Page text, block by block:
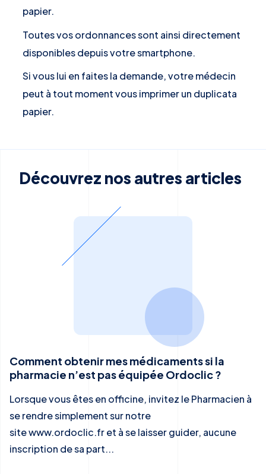
papier.
Toutes vos ordonnances sont ainsi directement
disponibles depuis votre smartphone.
Si vous lui en faites la demande, votre médecin
peut à tout moment vous imprimer un duplicata
papier.
Découvrez nos autres articles
Comment obtenir mes médicaments si la
pharmacie n’est pas équipée Ordoclic ?
Lorsque vous êtes en officine, invitez le Pharmacien à
se rendre simplement sur notre
site www.ordoclic.fr et à se laisser guider, aucune
inscription de sa part...